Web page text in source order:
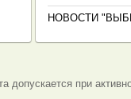
НОВОСТИ
допускается при